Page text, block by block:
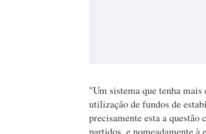
"Um sistema que tenha
utilização de fundos de
precisamente esta a